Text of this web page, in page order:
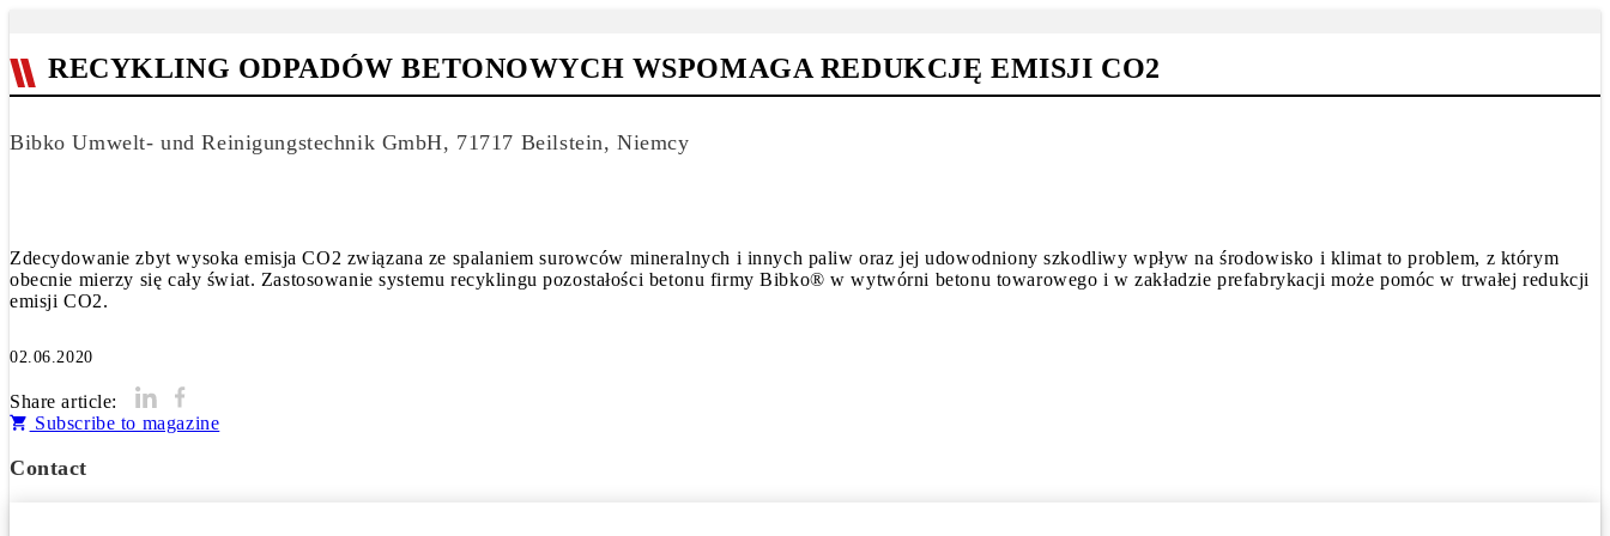
RECYKLING ODPADÓW BETONOWYCH WSPOMAGA REDUKCJĘ EMISJI CO2
Bibko Umwelt- und Reinigungstechnik GmbH, 71717 Beilstein, Niemcy
Zdecydowanie zbyt wysoka emisja CO2 związana ze spalaniem surowców mineralnych i innych paliw oraz jej udowodniony szkodliwy wpływ na środowisko i klimat to problem, z którym
obecnie mierzy się cały świat. Zastosowanie systemu recyklingu pozostałości betonu firmy Bibko® w wytwórni betonu towarowego i w zakładzie prefabrykacji może pomóc w trwałej redukcji
emisji CO2.
02.06.2020
Share article:
Subscribe to magazine
Contact